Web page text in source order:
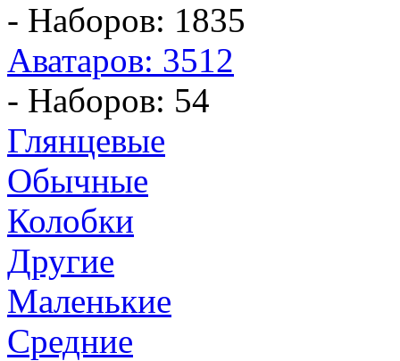
- Наборов: 1835
Аватаров: 3512
- Наборов: 54
Глянцевые
Обычные
Колобки
Другие
Маленькие
Средние